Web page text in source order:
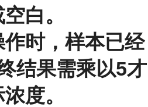
白。
时，样本已经
结果需乘以5才
度。